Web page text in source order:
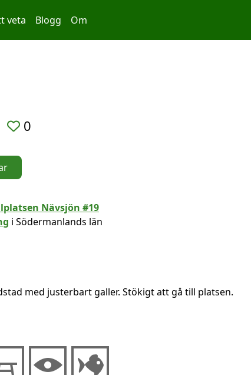
veta Blogg Om
0
i Södermanlands län
med justerbart galler. Stökigt att gå till platsen.